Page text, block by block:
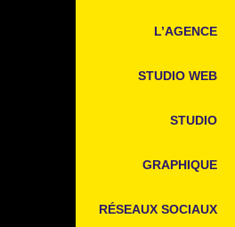
L’AGENCE
STUDIO WEB
STUDIO
GRAPHIQUE
RÉSEAUX SOCIAUX